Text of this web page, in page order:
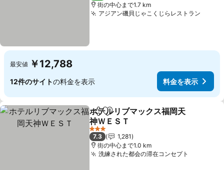
街の中心まで1.7 km
アジアン磯貝じゃこくじらレストラン
最安値 ￥12,788
12件のサイトの料金を表示 料金を表示
シェアお気に入りに追加
ホテルリブマックス福岡天
神ＷＥＳＴ
3 ホテルのランク
7.3
1,281
街の中心まで1.0 km
洗練された都会の滞在コンセプト